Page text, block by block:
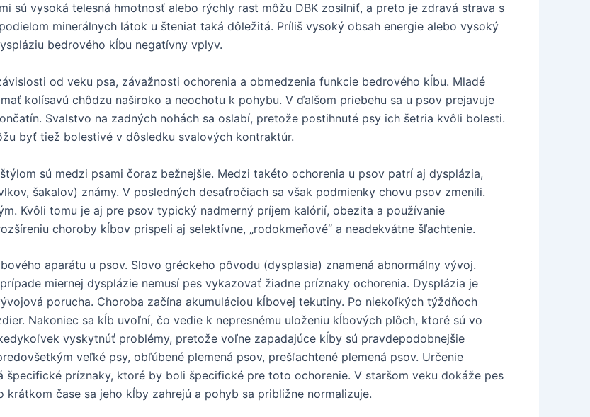
sú vysoká telesná hmotnosť alebo rýchly rast môžu DBK zosilniť, a preto je zdravá strava s
minerálnych látok u šteniat taká dôležitá. Príliš vysoký obsah energie alebo vysoký
bedrového kĺbu negatívny vplyv.
od veku psa, závažnosti ochorenia a obmedzenia funkcie bedrového kĺbu. Mladé
kolísavú chôdzu naširoko a neochotu k pohybu. V ďalšom priebehu sa u psov prejavuje
Svalstvo na zadných nohách sa oslabí, pretože postihnuté psy ich šetria kvôli bolesti.
byť tiež bolestivé v dôsledku svalových kontraktúr.
sú medzi psami čoraz bežnejšie. Medzi takéto ochorenia u psov patrí aj dysplázia,
šakalov) známy. V posledných desaťročiach sa však podmienky chovu psov zmenili.
Kvôli tomu je aj pre psov typický nadmerný príjem kalórií, obezita a používanie
choroby kĺbov prispeli aj selektívne, „rodokmeňové“ a neadekvátne šľachtenie.
aparátu u psov. Slovo gréckeho pôvodu (dysplasia) znamená abnormálny vývoj.
miernej dysplázie nemusí pes vykazovať žiadne príznaky ochorenia. Dysplázia je
porucha. Choroba začína akumuláciou kĺbovej tekutiny. Po niekoľkých týždňoch
Nakoniec sa kĺb uvoľní, čo vedie k nepresnému uloženiu kĺbových plôch, ktoré sú vo
vyskytnúť problémy, pretože voľne zapadajúce kĺby sú pravdepodobnejšie
veľké psy, obľúbené plemená psov, prešľachtené plemená psov. Určenie
príznaky, ktoré by boli špecifické pre toto ochorenie. V staršom veku dokáže pes
čase sa jeho kĺby zahrejú a pohyb sa približne normalizuje.